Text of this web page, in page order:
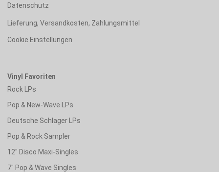
Datenschutz
Lieferung, Versandkosten, Zahlungsmittel
Cookie Einstellungen
Vinyl Favoriten
Rock LPs
Pop & New-Wave LPs
Deutsche Schlager LPs
Pop & Rock Sampler
12" Disco Maxi-Singles
7" Pop & Wave Singles